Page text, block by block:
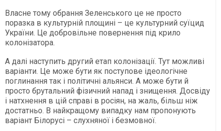
Власне тому обрання Зеленського це не просто
поразка в культурній площині – це культурний суїцид
України. Це добровільне повернення під крило
колонізатора.
А далі наступить другий етап колонізації. Тут можливі
варіанти. Це може бути як поступове ідеологічне
поглинання так і політичні альянси. А може бути й
просто брутальний фізичний напад і знищення. Досвіду
і натхнення в цій справі в росіян, на жаль, більш ніж
достатньо. В найкращому випадку нам пропонують
варіант Білорусі – слухняної і безмовної.